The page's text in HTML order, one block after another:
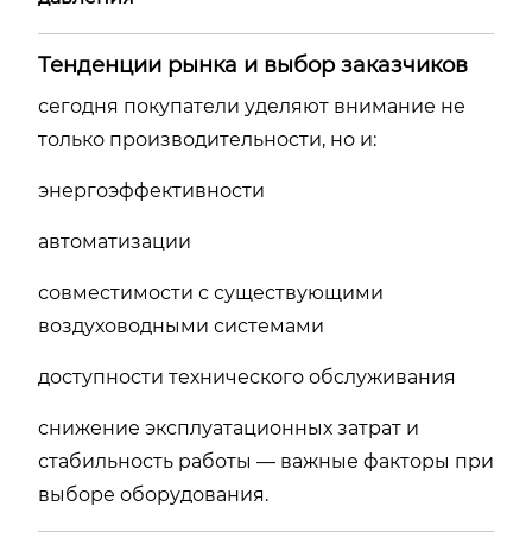
Тенденции рынка и выбор заказчиков
сегодня покупатели уделяют внимание не
только производительности, но и:
энергоэффективности
автоматизации
совместимости с существующими
воздуховодными системами
доступности технического обслуживания
снижение эксплуатационных затрат и
стабильность работы — важные факторы при
выборе оборудования.